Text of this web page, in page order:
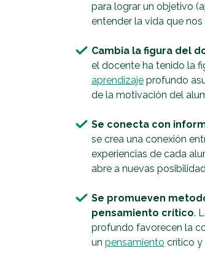
para lograr un objetivo
entender la vida que
Cambia la figura del
el docente ha tenido la
aprendizaje profundo
de la motivación del
Se conecta con
se crea una conexión
experiencias de cada
abre a nuevas
Se promueven
pensamiento crítico.
profundo favorecen la
un pensamiento crítico y